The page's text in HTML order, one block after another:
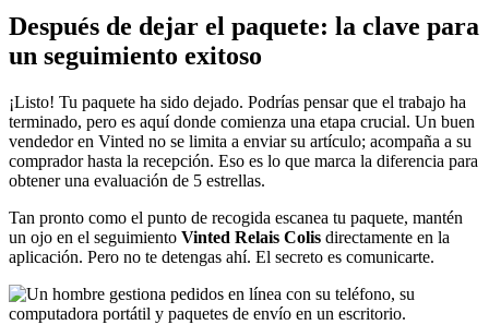
Después de dejar el paquete: la clave para
un seguimiento exitoso
¡Listo! Tu paquete ha sido dejado. Podrías pensar que el trabajo ha
terminado, pero es aquí donde comienza una etapa crucial. Un buen
vendedor en Vinted no se limita a enviar su artículo; acompaña a su
comprador hasta la recepción. Eso es lo que marca la diferencia para
obtener una evaluación de 5 estrellas.
Tan pronto como el punto de recogida escanea tu paquete, mantén
un ojo en el seguimiento Vinted Relais Colis directamente en la
aplicación. Pero no te detengas ahí. El secreto es comunicarte.